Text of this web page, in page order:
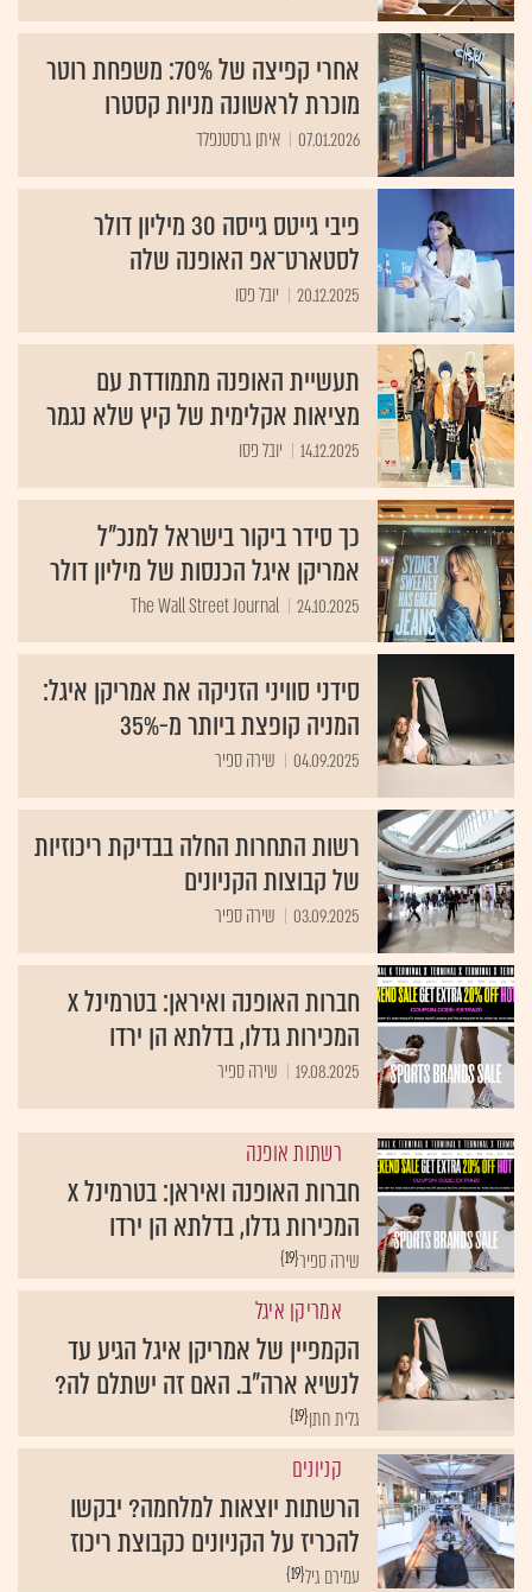
אחרי קפיצה של 70%: משפחת רוטר
מוכרת לראשונה מניות קסטרו
07.01.2026 איתן גרסטנפלד
פיבי גייטס גייסה 30 מיליון דולר
לסטארט־אפ האופנה שלה
20.12.2025 יובל פסו
תעשיית האופנה מתמודדת עם
מציאות אקלימית של קיץ שלא נגמר
14.12.2025 יובל פסו
כך סידר ביקור בישראל למנכ"ל
אמריקן איגל הכנסות של מיליון דולר
24.10.2025
The Wall Street Journal
סידני סוויני הזניקה את אמריקן איגל:
המניה קופצת ביותר מ-35%
04.09.2025 שירה ספיר
רשות התחרות החלה בבדיקת ריכוזיות
של קבוצות הקניונים
03.09.2025 שירה ספיר
חברות האופנה ואיראן: בטרמינל X
המכירות גדלו, בדלתא הן ירדו
19.08.2025 שירה ספיר
רשתות אופנה
חברות האופנה ואיראן: בטרמינל X
המכירות גדלו, בדלתא הן ירדו
{19}שירה ספיר
אמריקן איגל
הקמפיין של אמריקן איגל הגיע עד
לנשיא ארה"ב. האם זה ישתלם לה?
{19}גלית חתן
קניונים
הרשתות יוצאות למלחמה? יבקשו
להכריז על הקניונים כקבוצת ריכוז
{19}עמירם גיל